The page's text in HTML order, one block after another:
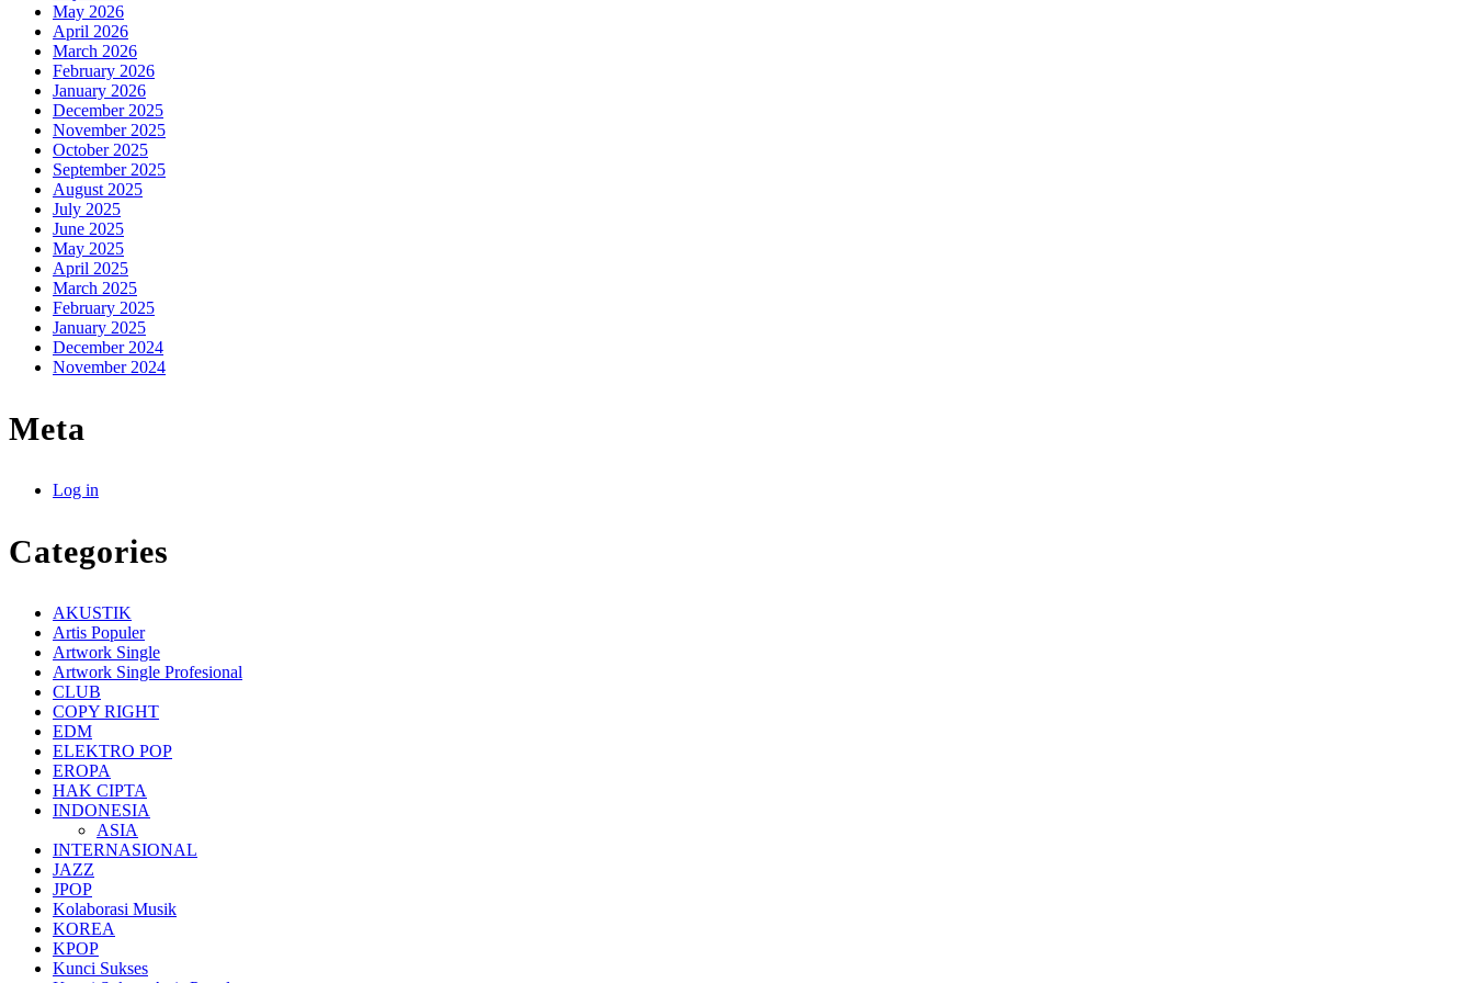
May 2026
April 2026
March 2026
February 2026
January 2026
December 2025
November 2025
October 2025
September 2025
August 2025
July 2025
June 2025
May 2025
April 2025
March 2025
February 2025
January 2025
December 2024
November 2024
Meta
Log in
Categories
AKUSTIK
Artis Populer
Artwork Single
Artwork Single Profesional
CLUB
COPY RIGHT
EDM
ELEKTRO POP
EROPA
HAK CIPTA
INDONESIA
ASIA
INTERNASIONAL
JAZZ
JPOP
Kolaborasi Musik
KOREA
KPOP
Kunci Sukses